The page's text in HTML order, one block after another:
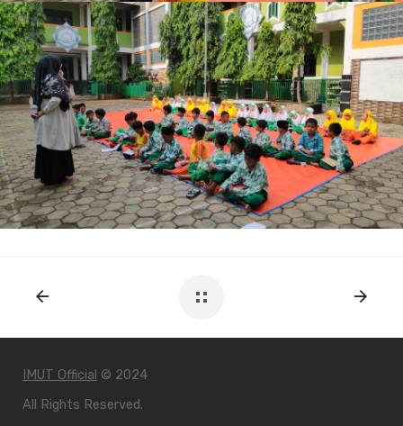
IMUT Official © 2024
All Rights Reserved.